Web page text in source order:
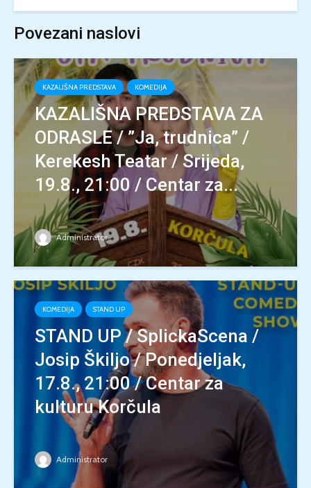
Povezani naslovi
KAZALIŠNA PREDSTAVA KOMEDIJA
KAZALIŠNA PREDSTAVA ZA
ODRASLE / ”Ja, trudnica” /
Kerekesh Teatar / Srijeda,
19.8., 21:00 / Centar za...
Administrator
KOMEDIJA STAND UP
STAND UP / SplickaScena /
Josip Škiljo / Ponedjeljak,
17.8., 21:00 / Centar za
kulturu Korčula
Administrator